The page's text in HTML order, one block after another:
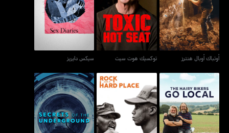
أوتباك أوبال هنترز
أوتباك أوبال هنترز
توكسيك هوت سيت
توكسيك هوت سيت
سيكس دايريز
سيكس دايريز
هايري بايكرز غو لوكال روك آند غيه هارد بلايس سيكرتس أوف ذا أندرغراوند